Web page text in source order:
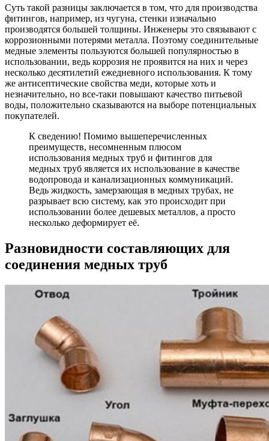
Суть такой разницы заключается в том, что для производства
фитингов, например, из чугуна, стенки изначально
производятся большей толщины. Инженеры это связывают с
коррозионными потерями металла. Поэтому соединительные
медные элементы пользуются большей популярностью в
использовании, ведь коррозия не проявится на них и через
несколько десятилетий ежедневного использования. К тому
же антисептические свойства меди, которые хоть и
незначительно, но все-таки повышают качество питьевой
воды, положительно сказываются на выборе потенциальных
покупателей.
К сведению! Помимо вышеперечисленных
преимуществ, несомненным плюсом
использования медных труб и фитингов для
медных труб является их использование в качестве
водопровода и канализационных коммуникаций.
Ведь жидкость, замерзающая в медных трубах, не
разрывает всю систему, как это происходит при
использовании более дешевых металлов, а просто
несколько деформирует её.
Разновидности составляющих для
соединения медных труб